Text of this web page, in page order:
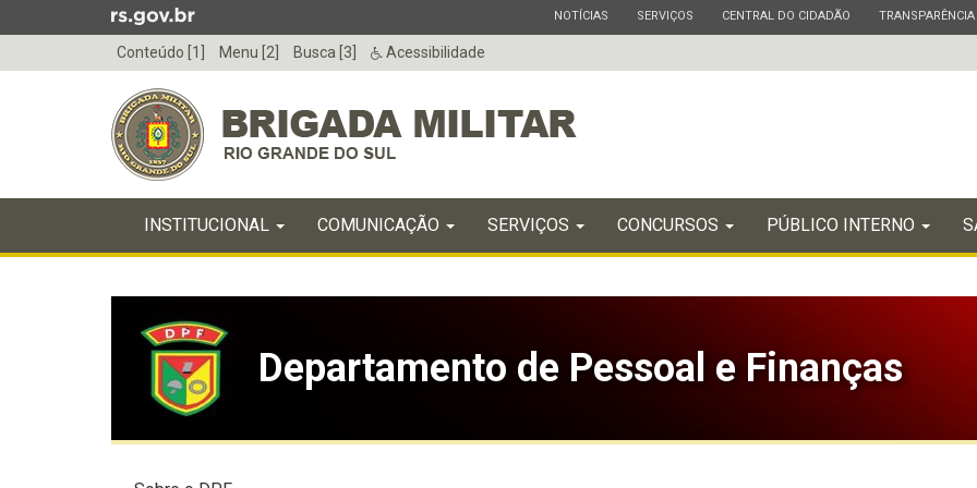
para
menu
ESTADO
NOTÍCIAS ESTADO
SERVIÇOS ESTADO
CENTRAL DO CIDADÃO ESTADO
TRANSPARÊNCIA
Conteúdo [1] Menu [2] Busca [3] Acessibilidade
do
menu
INICIAL
INSTITUCIONAL COMUNICAÇÃO SERVIÇOS CONCURSOS PÚBLICO INTERNO
Departamento de Pessoal e Finanças